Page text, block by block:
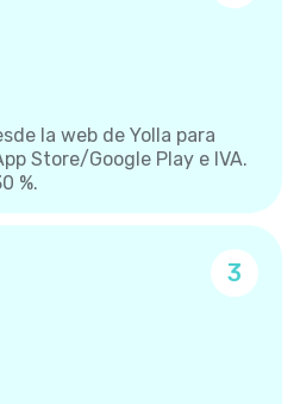
la web de Yolla para
Store/Google Play e IVA.
%.
3